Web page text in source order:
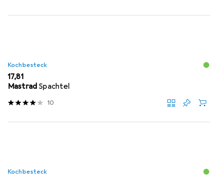
Kochbesteck
EUR
17,81
Mastrad Spachtel
10
Kochbesteck